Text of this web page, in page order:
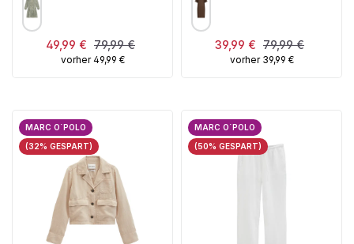
Verkaufspreis:
49,99 € Regulärer Preis:
79,99 €
vorher 49,99 €
Verkaufspreis:
39,99 € Regulärer Preis:
79,99 €
vorher 39,99 €
MARC O`POLO
(32% GESPART)
MARC O`POLO
(50% GESPART)